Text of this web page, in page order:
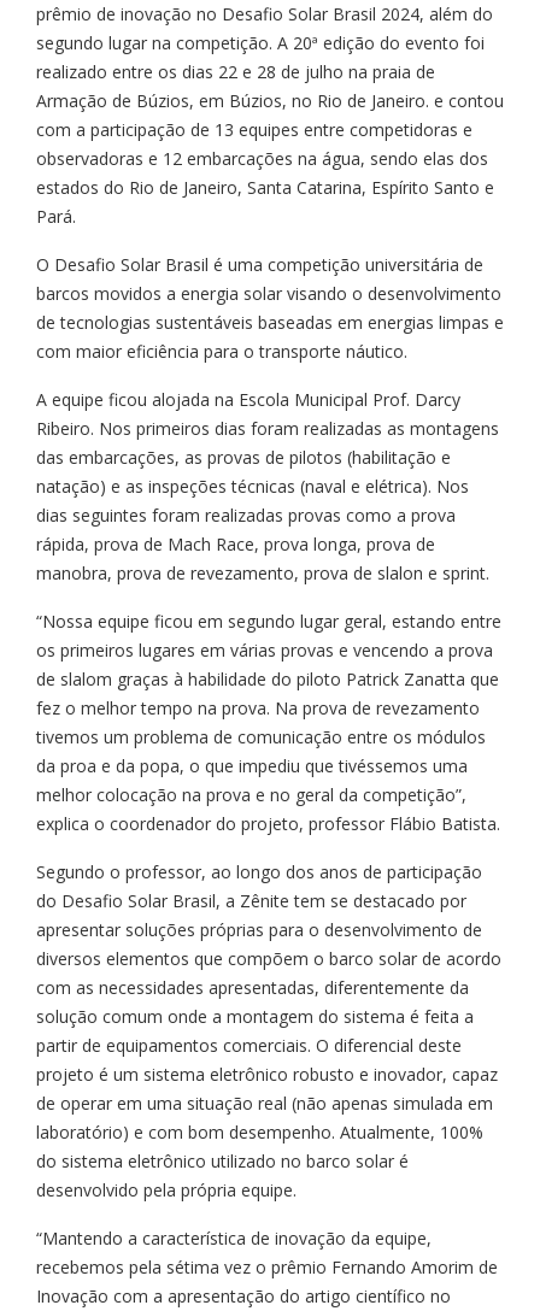
prêmio de inovação no Desafio Solar Brasil 2024, além do
segundo lugar na competição. A 20ª edição do evento foi
realizado entre os dias 22 e 28 de julho na praia de
Armação de Búzios, em Búzios, no Rio de Janeiro. e contou
com a participação de 13 equipes entre competidoras e
observadoras e 12 embarcações na água, sendo elas dos
estados do Rio de Janeiro, Santa Catarina, Espírito Santo e
Pará.
O Desafio Solar Brasil é uma competição universitária de
barcos movidos a energia solar visando o desenvolvimento
de tecnologias sustentáveis baseadas em energias limpas e
com maior eficiência para o transporte náutico.
A equipe ficou alojada na Escola Municipal Prof. Darcy
Ribeiro. Nos primeiros dias foram realizadas as montagens
das embarcações, as provas de pilotos (habilitação e
natação) e as inspeções técnicas (naval e elétrica). Nos
dias seguintes foram realizadas provas como a prova
rápida, prova de Mach Race, prova longa, prova de
manobra, prova de revezamento, prova de slalon e sprint.
“Nossa equipe ficou em segundo lugar geral, estando entre
os primeiros lugares em várias provas e vencendo a prova
de slalom graças à habilidade do piloto Patrick Zanatta que
fez o melhor tempo na prova. Na prova de revezamento
tivemos um problema de comunicação entre os módulos
da proa e da popa, o que impediu que tivéssemos uma
melhor colocação na prova e no geral da competição”,
explica o coordenador do projeto, professor Flábio Batista.
Segundo o professor, ao longo dos anos de participação
do Desafio Solar Brasil, a Zênite tem se destacado por
apresentar soluções próprias para o desenvolvimento de
diversos elementos que compõem o barco solar de acordo
com as necessidades apresentadas, diferentemente da
solução comum onde a montagem do sistema é feita a
partir de equipamentos comerciais. O diferencial deste
projeto é um sistema eletrônico robusto e inovador, capaz
de operar em uma situação real (não apenas simulada em
laboratório) e com bom desempenho. Atualmente, 100%
do sistema eletrônico utilizado no barco solar é
desenvolvido pela própria equipe.
“Mantendo a característica de inovação da equipe,
recebemos pela sétima vez o prêmio Fernando Amorim de
Inovação com a apresentação do artigo científico no